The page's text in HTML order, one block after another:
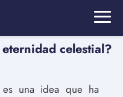
celestial?
una idea que ha